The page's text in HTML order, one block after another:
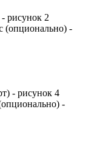
рисунок 2
(опционально) -
- рисунок 4
-